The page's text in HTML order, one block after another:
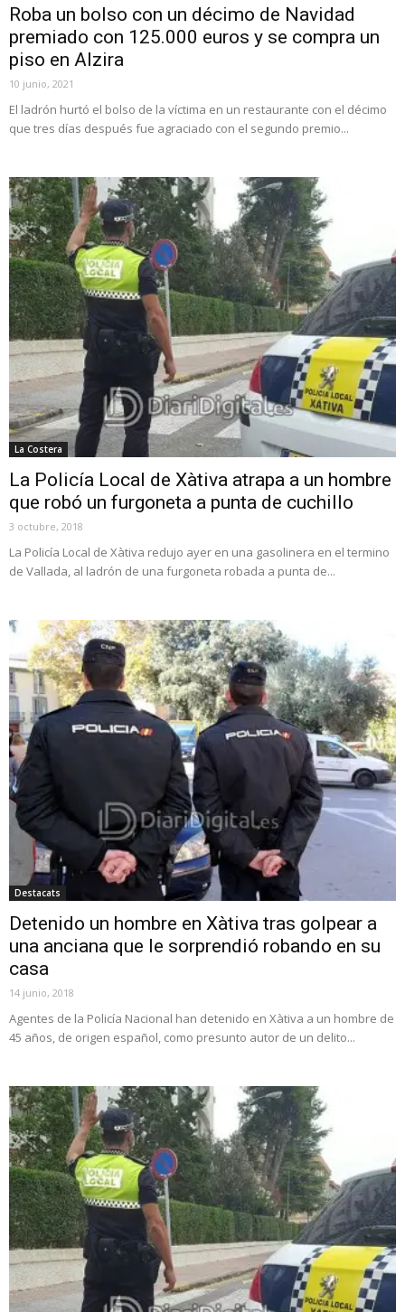
Roba un bolso con un décimo de Navidad
premiado con 125.000 euros y se compra un
piso en Alzira
10 junio, 2021
El ladrón hurtó el bolso de la víctima en un restaurante con el décimo
que tres días después fue agraciado con el segundo premio...
La Costera
La Policía Local de Xàtiva atrapa a un hombre
que robó un furgoneta a punta de cuchillo
3 octubre, 2018
La Policía Local de Xàtiva redujo ayer en una gasolinera en el termino
de Vallada, al ladrón de una furgoneta robada a punta de...
Destacats
Detenido un hombre en Xàtiva tras golpear a
una anciana que le sorprendió robando en su
casa
14 junio, 2018
Agentes de la Policía Nacional han detenido en Xàtiva a un hombre de
45 años, de origen español, como presunto autor de un delito...